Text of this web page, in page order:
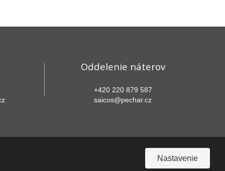
Nastavenie
Oddelenie náterov
+420 220 879 587
saicos@pechar.cz